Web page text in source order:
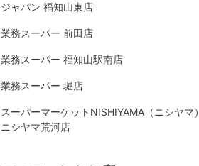
ジャパン 福知山東店
業務スーパー 前田店
業務スーパー 福知山駅南店
業務スーパー 堀店
スーパーマーケットNISHIYAMA（ニシヤマ）
ニシヤマ荒河店